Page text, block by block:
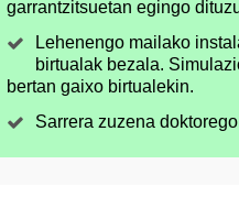
garrantzitsuetan egingo
Lehenengo mailako
birtualak bezala.
bertan gaixo birtualekin.
Sarrera zuzena